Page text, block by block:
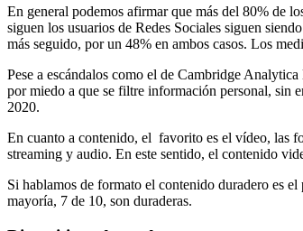
En general podemos afirmar que más del 80% de
siguen los usuarios de Redes Sociales siguen
más seguido, por un 48% en ambos casos. Los
Pese a escándalos como el de Cambridge
por miedo a que se filtre información personal, sin
2020.
En cuanto a contenido, el favorito es el vídeo, las
streaming y audio. En este sentido, el contenido
Si hablamos de formato el contenido duradero es
mayoría, 7 de 10, son duraderas.